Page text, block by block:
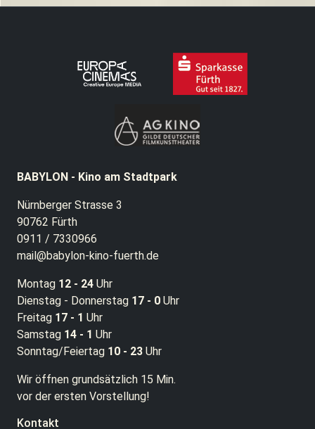
BABYLON - Kino am Stadtpark
Nürnberger Strasse 3
90762 Fürth
0911 / 7330966
mail@babylon-kino-fuerth.de
Montag 12 - 24 Uhr
Dienstag - Donnerstag 17 - 0 Uhr
Freitag 17 - 1 Uhr
Samstag 14 - 1 Uhr
Sonntag/Feiertag 10 - 23 Uhr
Wir öffnen grundsätzlich 15 Min.
vor der ersten Vorstellung!
Kontakt